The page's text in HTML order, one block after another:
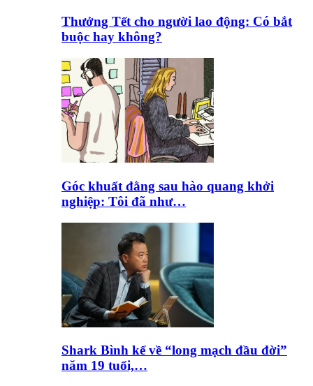
Thưởng Tết cho người lao động: Có bắt
buộc hay không?
Góc khuất đằng sau hào quang khởi
nghiệp: Tôi đã như…
Shark Bình kể về “long mạch đầu đời”
năm 19 tuổi,…